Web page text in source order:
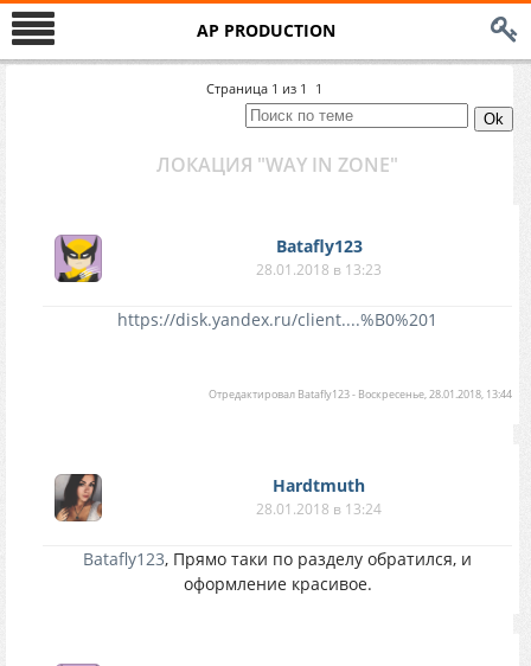
AP PRODUCTION
Страница 1 из 1 1
ЛОКАЦИЯ "WAY IN ZONE"
Batafly123
28.01.2018 в 13:23
https://disk.yandex.ru/client....%B0%201
Отредактировал Batafly123- Воскресенье, 28.01.2018, 13:44
Hardtmuth
28.01.2018 в 13:24
Batafly123, Прямо таки по разделу обратился, и
оформление красивое.